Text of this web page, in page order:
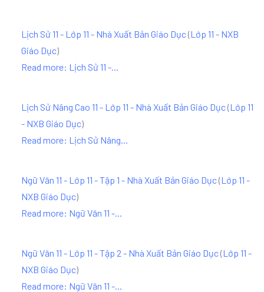
Lịch Sử 11 - Lớp 11 - Nhà Xuất Bản Giáo Dục(Lớp 11 - NXB
Giáo Dục)
Read more: Lịch Sử 11 -...
Lịch Sử Nâng Cao 11 - Lớp 11 - Nhà Xuất Bản Giáo Dục(Lớp 11
- NXB Giáo Dục)
Read more: Lịch Sử Nâng...
Ngữ Văn 11 - Lớp 11 - Tập 1 - Nhà Xuất Bản Giáo Dục(Lớp 11 -
NXB Giáo Dục)
Read more: Ngữ Văn 11 -...
Ngữ Văn 11 - Lớp 11 - Tập 2 - Nhà Xuất Bản Giáo Dục(Lớp 11 -
NXB Giáo Dục)
Read more: Ngữ Văn 11 -...